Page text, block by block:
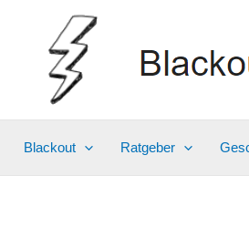
Blackout Ratgeber